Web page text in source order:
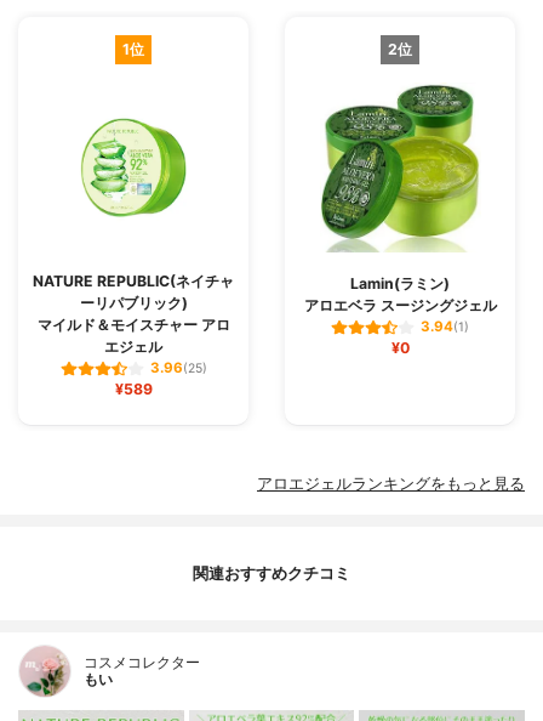
1位
NATURE REPUBLIC(ネイチャ
ーリパブリック)
マイルド＆モイスチャー アロ
エジェル
3.96(25)
¥589
2位
Lamin(ラミン)
アロエベラ スージングジェル
3.94(1)
¥0
アロエジェルランキングをもっと見る
関連おすすめクチコミ
コスメコレクター
もい